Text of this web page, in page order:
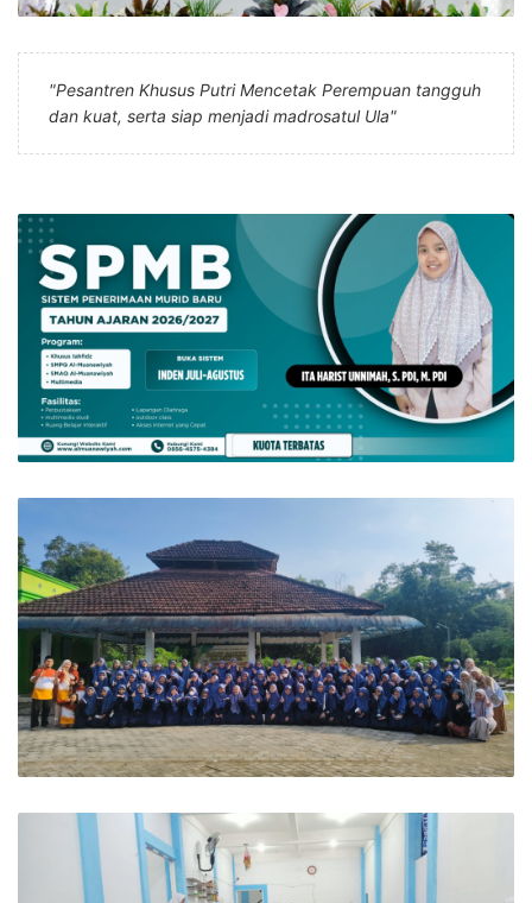
"Pesantren Khusus Putri Mencetak Perempuan tangguh
dan kuat, serta siap menjadi madrosatul Ula"